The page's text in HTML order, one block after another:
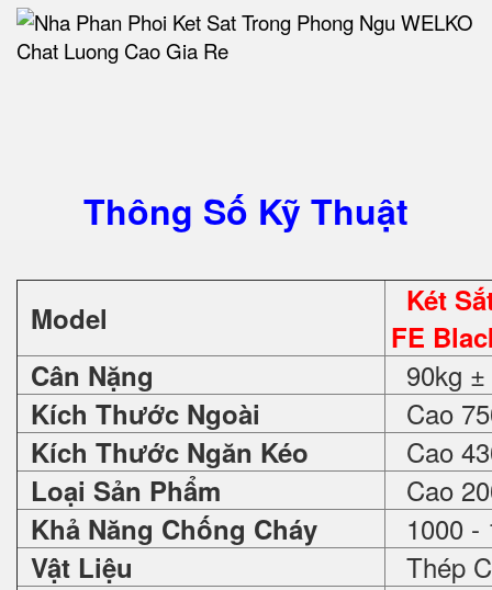
Thông Số Kỹ Thuật
Model
Két
FE
Cân Nặng
90kg
Kích Thước Ngoài Cao
Kích Thước Ngăn Kéo Cao
Loại Sản Phẩm Cao
Khả Năng Chống Cháy 1000 -
Vật Liệu Thép